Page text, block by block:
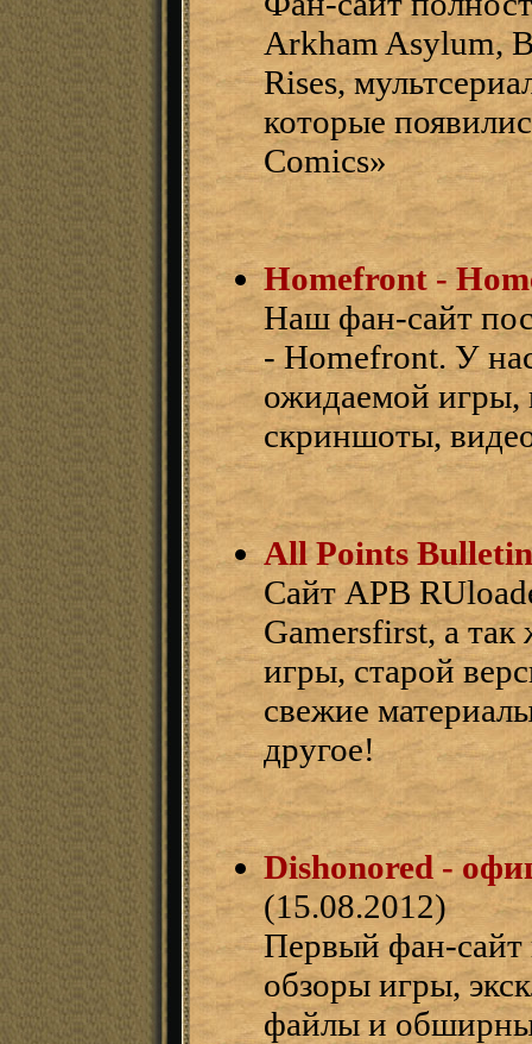
Arkham Asylum,
Rises,
которые
Comics»
Homefront -
Наш фан-сайт
- Homefront. У
ожидаемой игры,
скриншоты,
All Points
Сайт APB
Gamersfirst, а
игры, старой
свежие
другое!
Dishonored -
(15.08.2012)
Первый фан-сайт
обзоры игры,
файлы и